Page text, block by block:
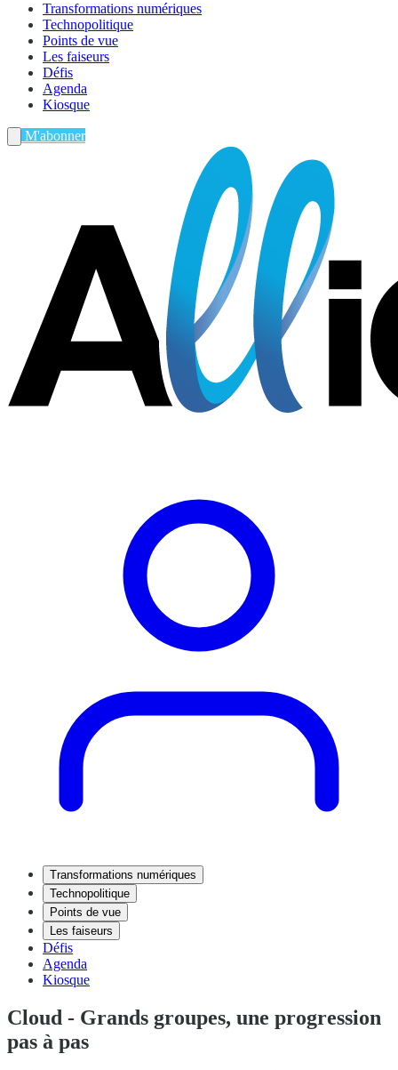
Transformations numériques
Technopolitique
Points de vue
Les faiseurs
Défis
Agenda
Kiosque
M'abonner
Transformations numériques
Technopolitique
Points de vue
Les faiseurs
Défis
Agenda
Kiosque
Cloud - Grands groupes, une progression
pas à pas